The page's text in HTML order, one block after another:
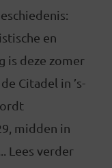
en
is deze zomer
Citadel in ’s-
midden in
Lees verder